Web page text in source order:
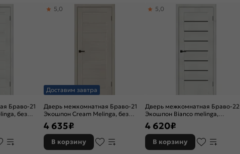
Браво-21
без
без
Доставим завтра
Дверь межкомнатная Браво-21
Экошпон Cream Melinga, без
декора, глухая, без стекла,
царговая
5,0
4 635₽
В корзину
Дверь межкомнатная Браво-22
Экошпон Bianco melinga,
остекленная, black shine,
царговая
5,0
4 620₽
В корзину